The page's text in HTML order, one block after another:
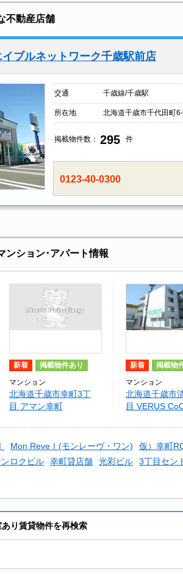
不動産店舗
ブルネットワーク千歳駅前店
交通 千歳線/千歳駅
所在地 北海道千歳市千代田町6-
掲載物件数： 295 件
0123-40-0300
ンション･アパート情報
新着 掲載物件あり
マンション
北海道千歳市幸町3丁
目 アマン幸町
新着 掲載物
マンション
北海道千歳市
目 VERUS
Mon ReveⅠ(モンレーヴ・ワン) 仮）幸町
ロクビル 幸町貸店舗 光彩ビル 3丁目セン
り賃貸物件を再検索